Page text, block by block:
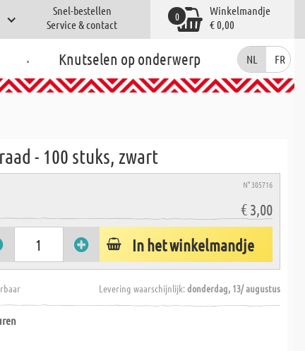
Snel-bestellen
Service & contact
Winkelmandje
€ 0,00
0
. Knutselen op onderwerp NL FR
- 100 stuks, zwart
N° 305716
€ 3,00
In het winkelmandje
Levering waarschijnlijk:donderdag, 13/ augustus